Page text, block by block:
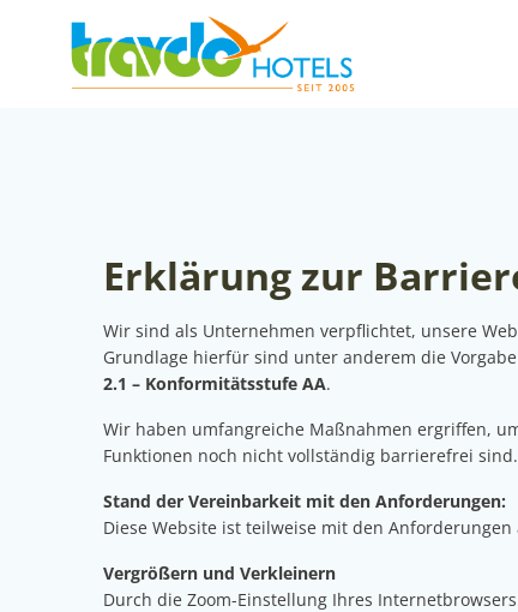
Erklärung zur
Wir sind als Unternehmen verpflichtet, unsere
Grundlage hierfür sind unter anderem die
2.1 – Konformitätsstufe AA.
Wir haben umfangreiche Maßnahmen ergriffen,
Funktionen noch nicht vollständig barrierefrei
Stand der Vereinbarkeit mit den Anforderungen:
Diese Website ist teilweise mit den
Vergrößern und Verkleinern
Durch die Zoom-Einstellung Ihres